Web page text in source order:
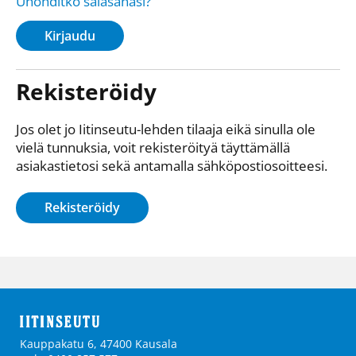
Kirjaudu
Rekisteröidy
Jos olet jo Iitinseutu-lehden tilaaja eikä sinulla ole
vielä tunnuksia, voit rekisteröityä täyttämällä
asiakastietosi sekä antamalla sähkö­posti­osoitteesi.
Rekisteröidy
Kauppakatu 6, 47400 Kausala